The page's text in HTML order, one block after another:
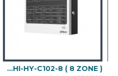
DAHUA FIRE ALARM - DHI-HY-C102-8 ( 8 ZONE ) جهاز الانذار الرئيسي